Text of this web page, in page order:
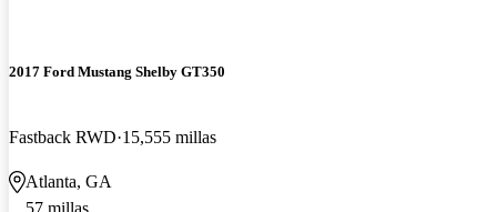
2017 Ford Mustang Shelby GT350
Fastback RWD 15,555 millas
Atlanta, GA